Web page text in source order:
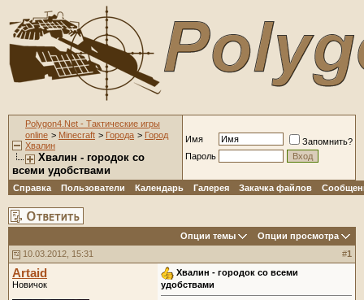
Polygon4.Net - Тактические игры
online > Minecraft > Города > Город
Хвалин
Хвалин - городок со
всеми удобствами
Имя
Запомнить?
Пароль
Справка Пользователи Календарь Галерея Закачка файлов
Опции темы
Опции просмотра
10.03.2012, 15:31
#1
Artaid
Новичок
Хвалин - городок со всеми
удобствами